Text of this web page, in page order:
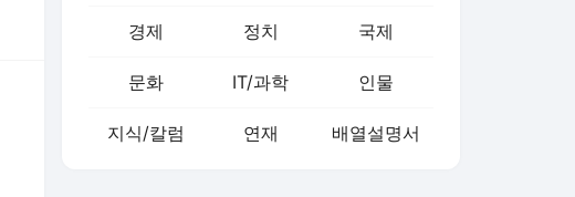
경제 정치 국제
문화 IT/과학 인물
지식/칼럼 연재 배열설명서